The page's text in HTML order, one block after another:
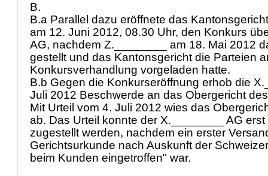
B.
B.a Parallel dazu eröffnete das
am 12. Juni 2012, 08.30 Uhr, den Konkurs
AG, nachdem Z.________ am 18. Mai 2012
gestellt und das Kantonsgericht die Parteien
Konkursverhandlung vorgeladen hatte.
B.b Gegen die Konkurseröffnung erhob die
Juli 2012 Beschwerde an das Obergericht
Mit Urteil vom 4. Juli 2012 wies das
ab. Das Urteil konnte der X.________ AG
zugestellt werden, nachdem ein erster
Gerichtsurkunde nach Auskunft der
beim Kunden eingetroffen" war.